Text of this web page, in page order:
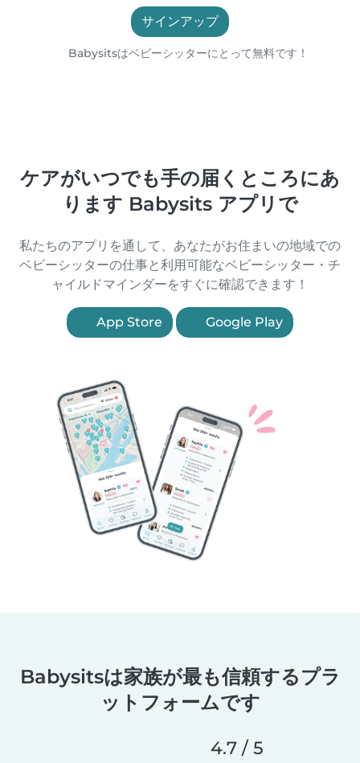
サインアップ
Babysitsはベビーシッターにとって無料です！
ケアがいつでも手の届くところにあ
ります Babysits アプリで
私たちのアプリを通して、あなたがお住まいの地域での
ベビーシッターの仕事と利用可能なベビーシッター・チ
ャイルドマインダーをすぐに確認できます！
App Store Google Play
Babysitsは家族が最も信頼するプラ
ットフォームです
4.7 / 5